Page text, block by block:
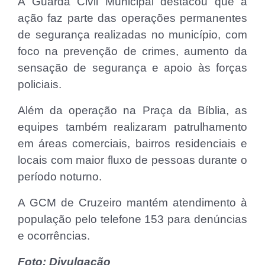
ação faz parte das operações permanentes
de segurança realizadas no município, com
foco na prevenção de crimes, aumento da
sensação de segurança e apoio às forças
policiais.
Além da operação na Praça da Bíblia, as
equipes também realizaram patrulhamento
em áreas comerciais, bairros residenciais e
locais com maior fluxo de pessoas durante o
período noturno.
A GCM de Cruzeiro mantém atendimento à
população pelo telefone 153 para denúncias
e ocorrências.
Foto: Divulgação